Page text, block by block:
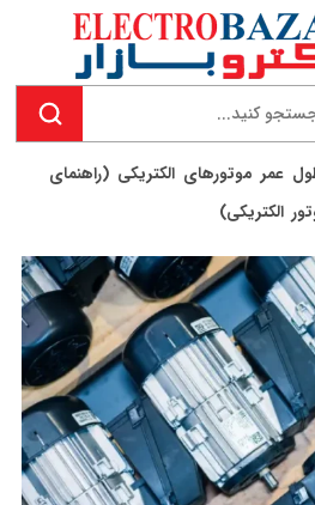
عمر موتورهای الکتریکی (راهنمای
الکتریکی)